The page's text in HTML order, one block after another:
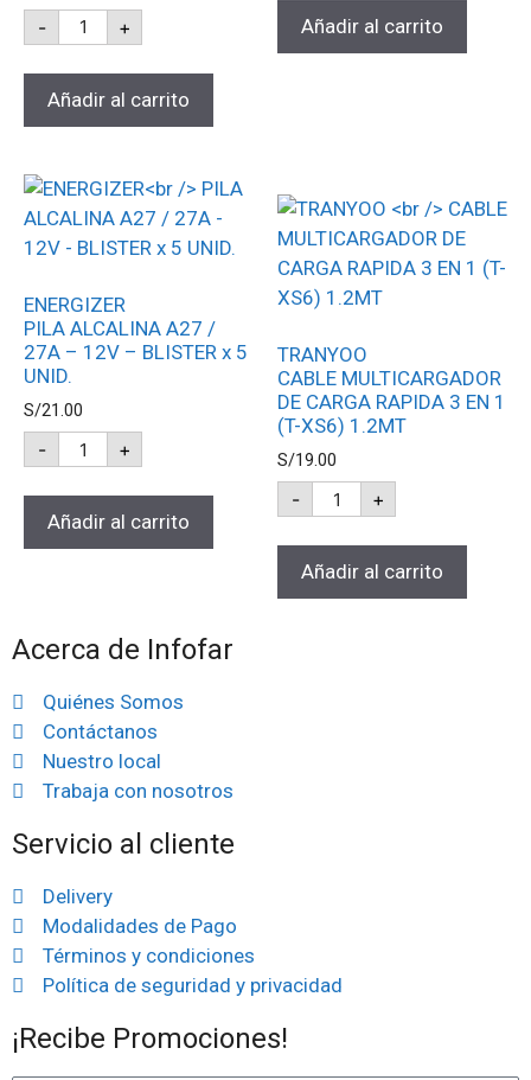
- +
Añadir al carrito
Añadir al carrito
ENERGIZER
PILA ALCALINA A27 /
27A – 12V – BLISTER x 5
UNID.
S/21.00
- +
Añadir al carrito
TRANYOO
CABLE MULTICARGADOR
DE CARGA RAPIDA 3 EN 1
(T-XS6) 1.2MT
S/19.00
- +
Añadir al carrito
Acerca de Infofar
Quiénes Somos
Contáctanos
Nuestro local
Trabaja con nosotros
Servicio al cliente
Delivery
Modalidades de Pago
Términos y condiciones
Política de seguridad y privacidad
¡Recibe Promociones!